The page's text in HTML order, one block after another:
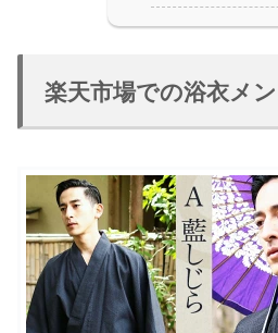
楽天市場での浴衣メ